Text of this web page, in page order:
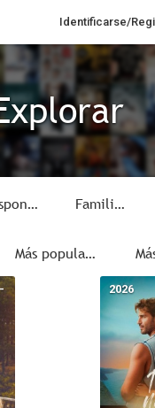
Identificarse/
Disponible Familia
Más populares
2026